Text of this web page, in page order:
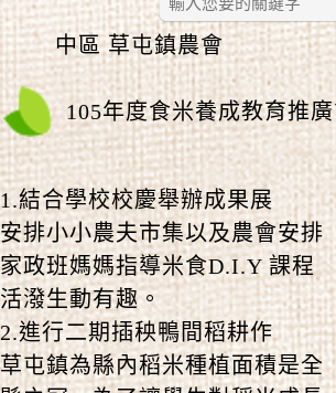
中區 草屯鎮農會
105年度食米養成教育推
1.結合學校校慶舉辦成果展
安排小小農夫市集以及農會安排
家政班媽媽指導米食D.I.Y 課程
活潑生動有趣。
2.進行二期插秧鴨間稻耕作
草屯鎮為縣內稻米種植面積是全